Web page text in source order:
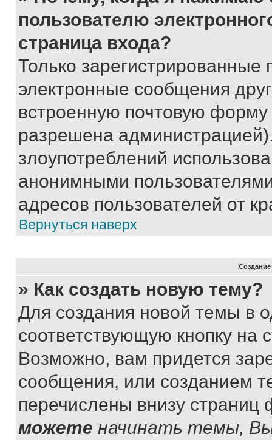
пользователю
страница входа?
Только зарегистрированные
электронные сообщения
встроенную почтовую
разрешена
злоупотреблений
анонимными
адресов пользователей от
Вернуться наверх
» Как создать новую тему?
Для создания новой темы в
соответствующую кнопку
Возможно, вам придется
сообщения, или созданием
перечислены внизу
можете начинать темы,